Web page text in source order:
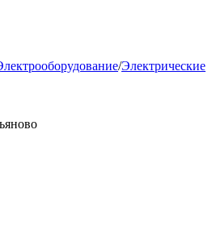
/Электрические